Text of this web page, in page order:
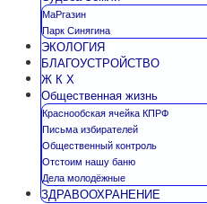
МаРгазин
Парк Синягина
ЭКОЛОГИЯ
БЛАГОУСТРОЙСТВО
Ж К Х
Общественная жизнь
Краснообская ячейка КПРФ
Письма избирателей
Общественный контроль
Отстоим нашу баню
Дела молодёжные
ЗДРАВООХРАНЕНИЕ